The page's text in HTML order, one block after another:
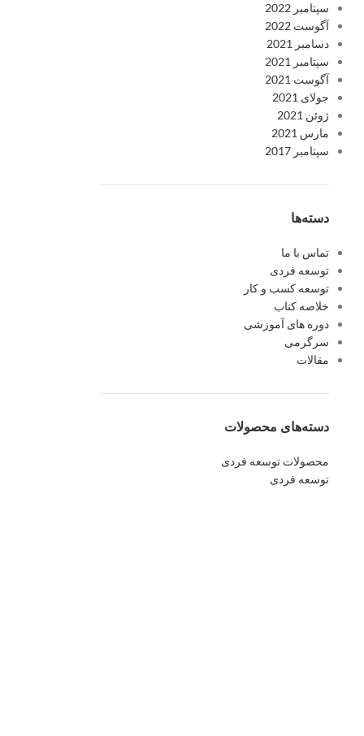
سپتامبر 2022
آگوست 2022
دسامبر 2021
سپتامبر 2021
آگوست 2021
جولای 2021
ژوئن 2021
مارس 2021
سپتامبر 2017
دسته‌ها
تماس با ما
توسعه فردی
توسعه کسب و کار
خلاصه کتاب
دوره های آموزشی
سرگرمی
مقالات
دسته‌های محصولات
محصولات توسعه فردی
توسعه فردی